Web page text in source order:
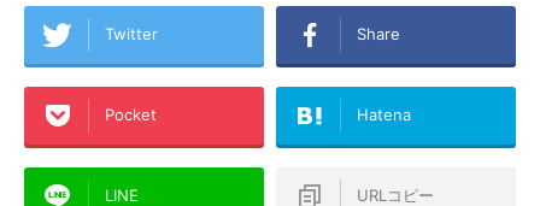
Twitter Share
Pocket Hatena
LINE URLコピー